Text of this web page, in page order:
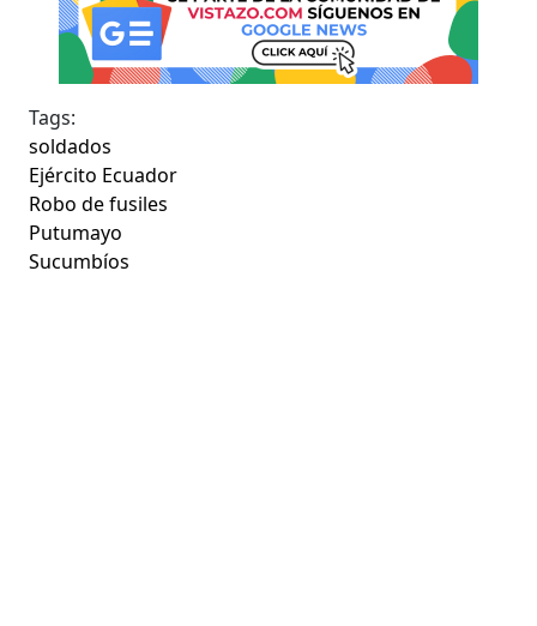
Tags:
soldados
Ejército Ecuador
Robo de fusiles
Putumayo
Sucumbíos